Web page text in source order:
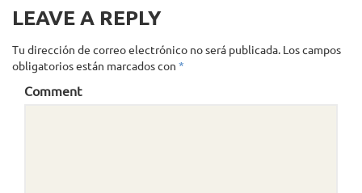
LEAVE A REPLY
Tu dirección de correo electrónico no será publicada. Los campos
obligatorios están marcados con *
Comment